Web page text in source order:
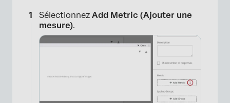
×
Sélectionnez Add Metric (Ajouter une
mesure).